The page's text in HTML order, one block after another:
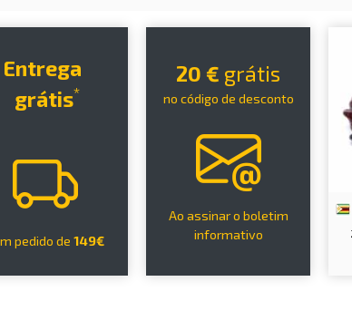
Entrega
grátis*
pedido de 149€
20 € grátis
no código de desconto
Ao assinar o boletim
informativo